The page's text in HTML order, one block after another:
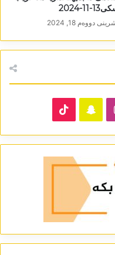
11-2024
دووه‌م 18, 2024
Instagram
Snapchat